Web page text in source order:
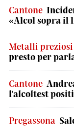
Cantone
«Alcol sopra il
Metalli preziosi
presto per
Cantone
l'alcoltest
Pregassona